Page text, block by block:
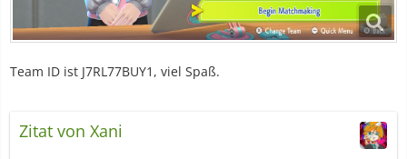
Team ID ist J7RL77BUY1, viel Spaß.
Zitat von Xani